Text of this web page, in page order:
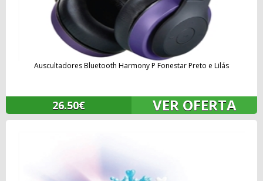
Auscultadores Bluetooth Harmony P Fonestar Preto e Lilás
26.50€ VER OFERTA